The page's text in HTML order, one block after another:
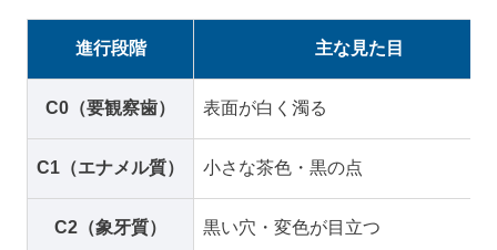
進行段階 主な見た目
C0（要観察歯） 表面が白く濁る
C1（エナメル質） 小さな茶色・黒の点
C2（象牙質） 黒い穴・変色が目立つ